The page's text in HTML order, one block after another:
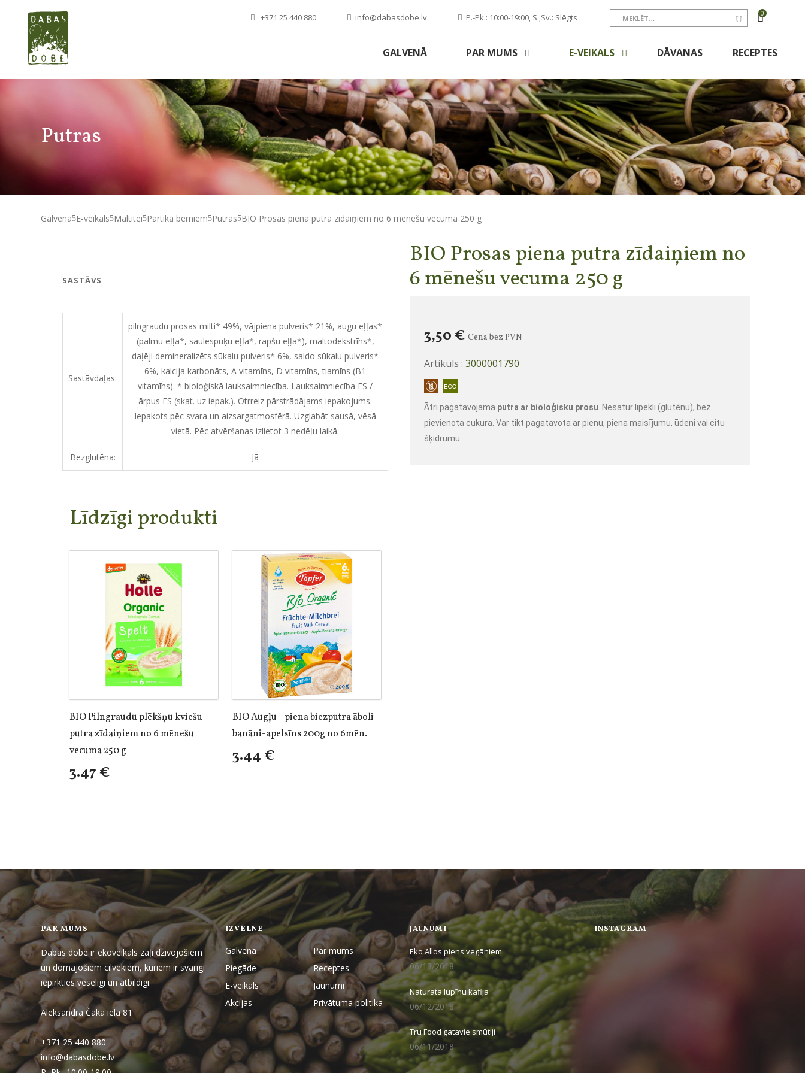
+371 25 440 880 info@dabasdobe.lv P.-Pk.: 10:00-19:00, S.,Sv.: Slēgts 0
GALVENĀ PAR MUMS E-VEIKALS DĀVANAS RECEPTES
Putras
Galvenā E-veikals Maltītei Pārtika bērniem Putras BIO Prosas piena putra zīdaiņiem no 6 mēnešu vecuma 250 g
SASTĀVS
Sastāvdaļas:
pilngraudu prosas milti* 49%, vājpiena pulveris* 21%, augu eļļas*
(palmu eļļa*, saulespuķu eļļa*, rapšu eļļa*), maltodekstrīns*,
daļēji demineralizēts sūkalu pulveris* 6%, saldo sūkalu pulveris*
6%, kalcija karbonāts, A vitamīns, D vitamīns, tiamīns (B1
vitamīns). * bioloģiskā lauksaimniecība. Lauksaimniecība ES /
ārpus ES (skat. uz iepak.). Otrreiz pārstrādājams iepakojums.
Iepakots pēc svara un aizsargatmosfērā. Uzglabāt sausā, vēsā
vietā. Pēc atvēršanas izlietot 3 nedēļu laikā.
Bezglutēna: Jā
Līdzīgi produkti
BIO Pilngraudu plēkšņu kviešu
putra zīdaiņiem no 6 mēnešu
vecuma 250 g
3.47 €
BIO Augļu - piena biezputra āboli-
banāni-apelsīns 200g no 6mēn.
3.44 €
BIO Prosas piena putra zīdaiņiem no
6 mēnešu vecuma 250 g
3,50 € Cena bez PVN
Artikuls : 3000001790
Ātri pagatavojama putra ar bioloģisku prosu. Nesatur lipekli (glutēnu), bez
pievienota cukura. Var tikt pagatavota ar pienu, piena maisījumu, ūdeni vai citu
šķidrumu.
PAR MUMS
Dabas dobe ir ekoveikals zaļi dzīvojošiem
un domājošiem cilvēkiem, kuriem ir svarīgi
iepirkties veselīgi un atbildīgi.
Aleksandra Čaka iela 81
+371 25 440 880
info@dabasdobe.lv
IZVĒLNE
Galvenā
Par mums
Piegāde
Receptes
E-veikals
Jaunumi
Akcijas
Privātuma politika
JAUNUMI
Eko Allos piens vegāniem
06/13/2018
Naturata lupīnu kafija
06/12/2018
Tru Food gatavie smūtiji
06/11/2018
INSTAGRAM